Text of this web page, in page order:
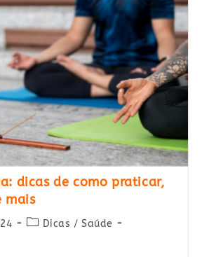
dicas de como praticar,
mais
PostDicas / Saúde